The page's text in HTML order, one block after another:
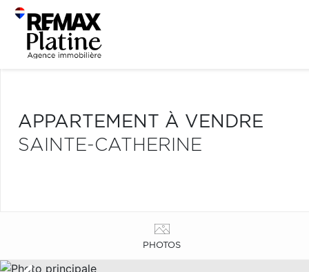
APPARTEMENT À VENDRE
SAINTE-CATHERINE
PHOTOS